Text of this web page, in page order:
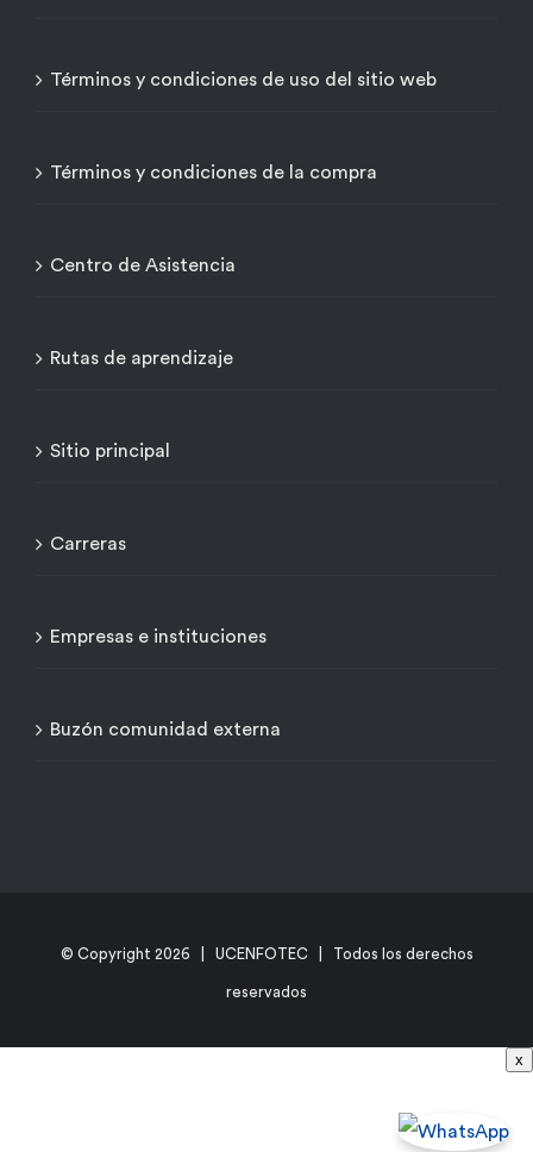
Términos y condiciones de uso del sitio web
Términos y condiciones de la compra
Centro de Asistencia
Rutas de aprendizaje
Sitio principal
Carreras
Empresas e instituciones
Buzón comunidad externa
© Copyright 2026 | UCENFOTEC | Todos los derechos
reservados
x